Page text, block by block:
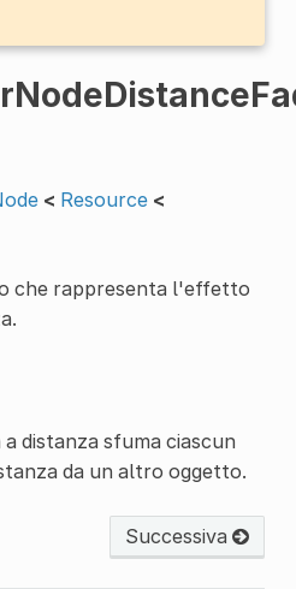
< Resource <
che rappresenta l'effetto
distanza sfuma ciascun
da un altro oggetto.
Successiva